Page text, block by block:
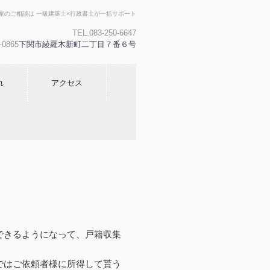
のご相談は 一級建築士×行政書士が一括サポート
TEL.083-250-6647
0865下関市綾羅木新町二丁目７番６号
アクセス
るようになって、戸籍収集
ご依頼者様に所得して貰う